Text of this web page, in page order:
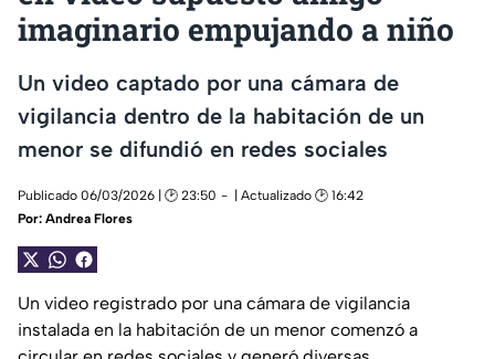
imaginario empujando a niño
Un video captado por una cámara de
vigilancia dentro de la habitación de un
menor se difundió en redes sociales
Publicado 06/03/2026 | 🕑 23:50
| Actualizado 🕑 16:42
Por: Andrea Flores
Un video registrado por una cámara de vigilancia
instalada en la habitación de un menor comenzó a